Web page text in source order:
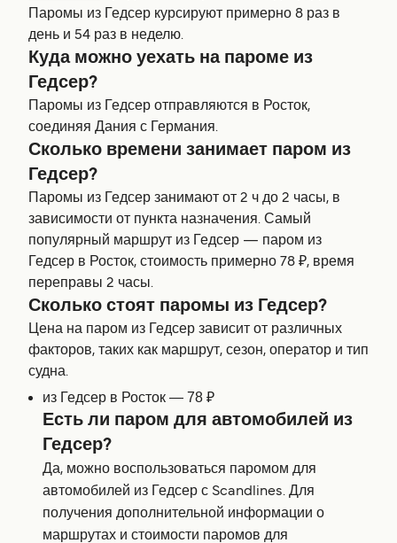
Паромы из Гедсер курсируют примерно 8 раз в
день и 54 раз в неделю.
Куда можно уехать на пароме из
Гедсер?
Паромы из Гедсер отправляются в Росток,
соединяя Дания с Германия.
Сколько времени занимает паром из
Гедсер?
Паромы из Гедсер занимают от 2 ч до 2 часы, в
зависимости от пункта назначения. Самый
популярный маршрут из Гедсер — паром из
Гедсер в Росток, стоимость примерно 78 ₽, время
переправы 2 часы.
Сколько стоят паромы из Гедсер?
Цена на паром из Гедсер зависит от различных
факторов, таких как маршрут, сезон, оператор и тип
судна.
из Гедсер в Росток — 78 ₽
Есть ли паром для автомобилей из
Гедсер?
Да, можно воспользоваться паромом для
автомобилей из Гедсер с Scandlines. Для
получения дополнительной информации о
маршрутах и стоимости паромов для